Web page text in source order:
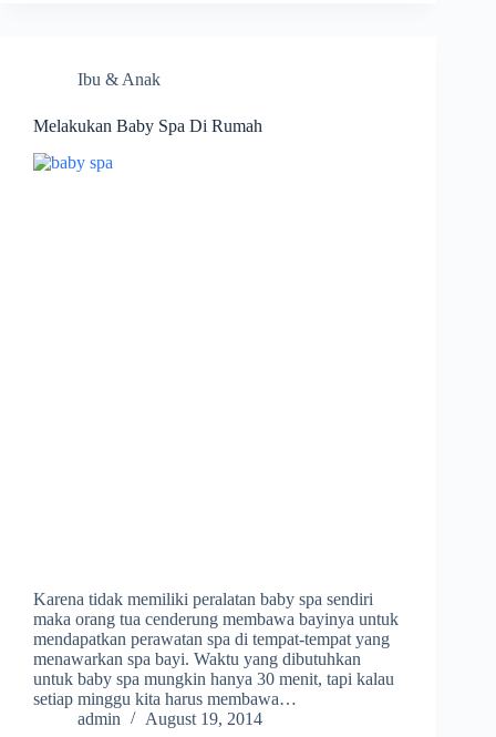
Ibu & Anak
Melakukan Baby Spa Di Rumah
Karena tidak memiliki peralatan baby spa sendiri
maka orang tua cenderung membawa bayinya untuk
mendapatkan perawatan spa di tempat-tempat yang
menawarkan spa bayi. Waktu yang dibutuhkan
untuk baby spa mungkin hanya 30 menit, tapi kalau
setiap minggu kita harus membawa…
admin
August 19, 2014